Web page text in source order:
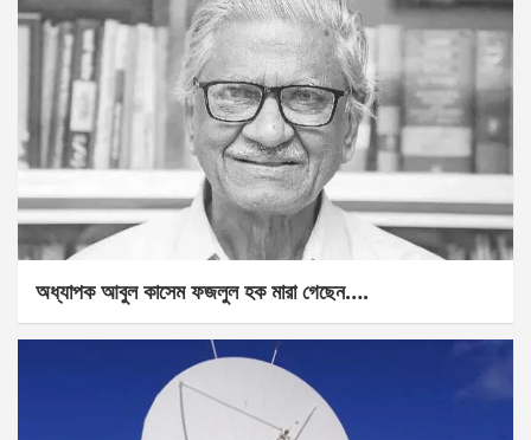
অধ্যাপক আবুল কাসেম ফজলুল হক মারা গেছেন….